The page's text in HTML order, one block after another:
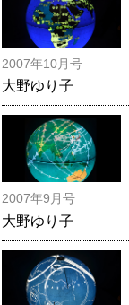
2007年10月号
大野ゆり子
2007年9月号
大野ゆり子